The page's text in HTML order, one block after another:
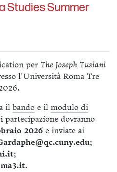
Studies Summer
per The Joseph Tusiani
l'Università Roma Tre
il bando e il modulo di
partecipazione dovranno
2026 e inviate ai
;
;
.